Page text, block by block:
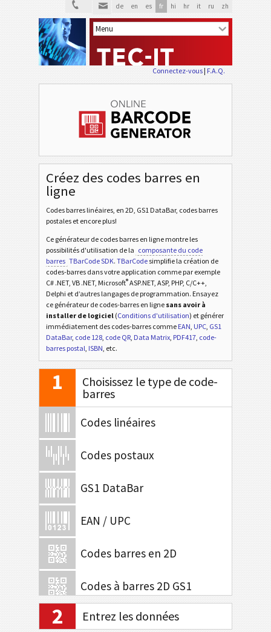
de en es fr hi hr it ru zh
Connectez-vous| F.A.Q.
Créez des codes barres en
ligne
Codes barres linéaires, en 2D, GS1 DataBar, codes barres
postales et encore plus!
Ce générateur de codes barres en ligne montre les
possibilités d'utilisation de la composante du code
barres TBarCode SDK. TBarCodesimplifie la création de
codes-barres dans votre application comme par exemple
C# .NET, VB .NET, Microsoft®ASP.NET, ASP, PHP, C/C++,
Delphi et d’autres langages de programmation. Ensayez
ce générateur de codes-barres en ligne sans avoir à
installer de logiciel (Conditions d'utilisation) et générer
immédiatement des codes-barres comme EAN, UPC, GS1
DataBar, code 128, code QR, Data Matrix, PDF417, code-
barres postal, ISBN, etc.
1
Choisissez le type de code-
barres
Codes linéaires
Codes postaux
GS1 DataBar
EAN / UPC
Codes barres en 2D
Codes à barres 2D GS1
Banque électronique / SEPA
2 Entrez les données